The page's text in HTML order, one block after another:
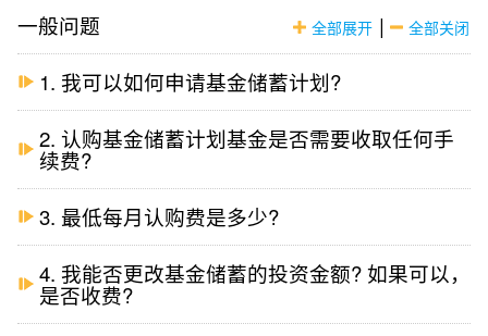
全部展开 | 全部关闭
一般问题
1. 我可以如何申请基金储蓄计划?
2. 认购基金储蓄计划基金是否需要收取任何手
续费?
3. 最低每月认购费是多少?
4. 我能否更改基金储蓄的投资金额? 如果可以，
是否收费?